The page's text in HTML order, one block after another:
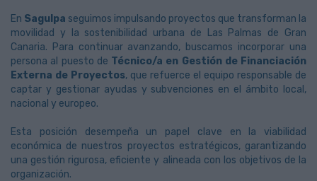
En Sagulpa seguimos impulsando proyectos que transforman la
movilidad y la sostenibilidad urbana de Las Palmas de Gran
Canaria. Para continuar avanzando, buscamos incorporar una
persona al puesto de Técnico/a en Gestión de Financiación
Externa de Proyectos, que refuerce el equipo responsable de
captar y gestionar ayudas y subvenciones en el ámbito local,
nacional y europeo.
Esta posición desempeña un papel clave en la viabilidad
económica de nuestros proyectos estratégicos, garantizando
una gestión rigurosa, eficiente y alineada con los objetivos de la
organización.